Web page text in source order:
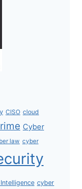
CISO cloud
Cyber
law cyber
cyber